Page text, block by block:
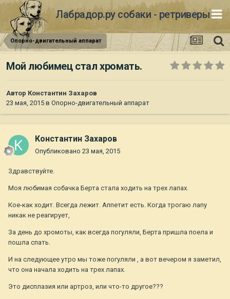
Лабрадор.ру собаки - ретриверы
Опорно-двигательный аппарат
Мой любимец стал хромать.
Автор Константин Захаров
23 мая, 2015 в Опорно-двигательный аппарат
Константин Захаров
Опубликовано 23 мая, 2015
Здравствуйте.
Моя любимая собачка Берта стала ходить на трех лапах.
Кое-как ходит. Всегда лежит. Аппетит есть. Когда трогаю лапу
никак не реагирует,
За день до хромоты, как всегда погуляли, Берта пришла поела и
пошла спать.
И на следующее утро мы тоже погуляли , а вот вечером я заметил,
что она начала ходить на трех лапах.
Это дисплазия или артроз, или что-то другое???